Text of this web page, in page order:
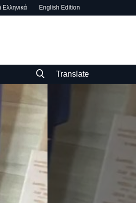
Ελληνικά English Edition
Translate